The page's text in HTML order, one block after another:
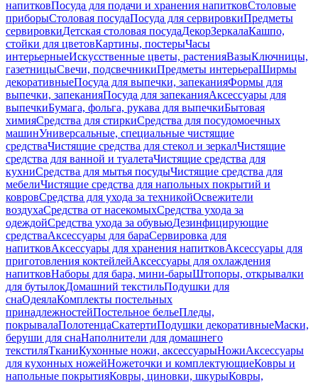
напитковПосуда для подачи и хранения напитковСтоловые
приборыСтоловая посудаПосуда для сервировкиПредметы
сервировкиДетская столовая посудаДекорЗеркалаКашпо,
стойки для цветовКартины, постерыЧасы
интерьерныеИскусственные цветы, растенияВазыКлючницы,
газетницыСвечи, подсвечникиПредметы интерьераШирмы
декоративныеПосуда для выпечки, запеканияФормы для
выпечки, запеканияПосуда для запеканияАксессуары для
выпечкиБумага, фольга, рукава для выпечкиБытовая
химияСредства для стиркиСредства для посудомоечных
машинУниверсальные, специальные чистящие
средстваЧистящие средства для стекол и зеркалЧистящие
средства для ванной и туалетаЧистящие средства для
кухниСредства для мытья посудыЧистящие средства для
мебелиЧистящие средства для напольных покрытий и
ковровСредства для ухода за техникойОсвежители
воздухаСредства от насекомыхСредства ухода за
одеждойСредства ухода за обувьюДезинфицирующие
средстваАксессуары для бараСервировка для
напитковАксессуары для хранения напитковАксессуары для
приготовления коктейлейАксессуары для охлаждения
напитковНаборы для бара, мини-барыШтопоры, открывалки
для бутылокДомашний текстильПодушки для
снаОдеялаКомплекты постельных
принадлежностейПостельное бельеПледы,
покрывалаПолотенцаСкатертиПодушки декоративныеМаски,
беруши для снаНаполнители для домашнего
текстиляТканиКухонные ножи, аксессуарыНожиАксессуары
для кухонных ножейНожеточки и комплектующиеКовры и
напольные покрытияКовры, циновки, шкурыКовры,